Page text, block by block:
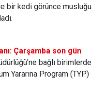
bir kedi görünce musluğu
Çarşamba son gün
bağlı birimlerde
Yararına Program (TYP)